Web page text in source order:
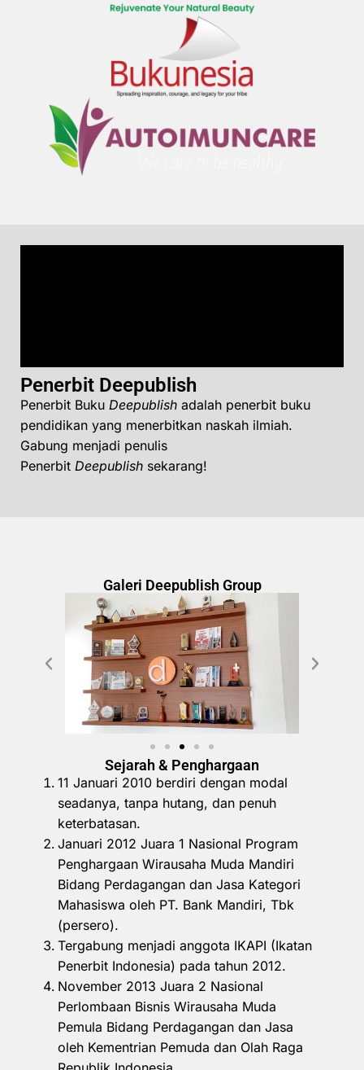
Penerbit Deepublish
Penerbit Buku Deepublish adalah penerbit buku
pendidikan yang menerbitkan naskah ilmiah.
Gabung menjadi penulis
Penerbit Deepublish sekarang!
Galeri Deepublish Group
Sejarah & Penghargaan
11 Januari 2010 berdiri dengan modal
seadanya, tanpa hutang, dan penuh
keterbatasan.
Januari 2012 Juara 1 Nasional Program
Penghargaan Wirausaha Muda Mandiri
Bidang Perdagangan dan Jasa Kategori
Mahasiswa oleh PT. Bank Mandiri, Tbk
(persero).
Tergabung menjadi anggota IKAPI (Ikatan
Penerbit Indonesia) pada tahun 2012.
November 2013 Juara 2 Nasional
Perlombaan Bisnis Wirausaha Muda
Pemula Bidang Perdagangan dan Jasa
oleh Kementrian Pemuda dan Olah Raga